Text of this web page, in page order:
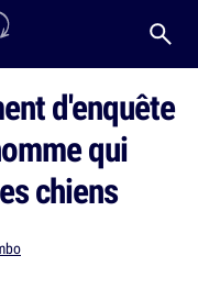
d'enquête
qui
chiens